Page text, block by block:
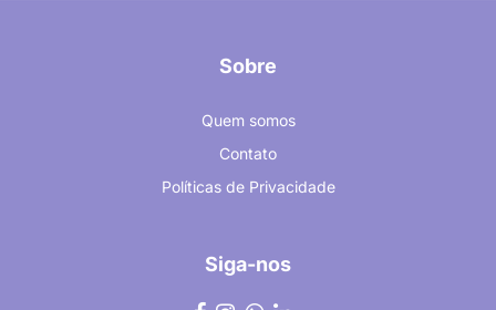
Sobre
Quem somos
Contato
Políticas de Privacidade
Siga-nos